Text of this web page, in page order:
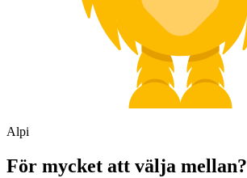
Alpi
För mycket att välja mellan?